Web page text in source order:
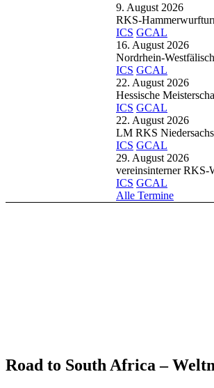
9. August 2026
RKS-
ICS GCAL
16. August 2026
Nordrhein-
ICS GCAL
22. August 2026
Hessische
ICS GCAL
22. August 2026
LM RKS
ICS GCAL
29. August 2026
vereinsinterner RKS-
ICS GCAL
Alle Termine
Road to South Africa –